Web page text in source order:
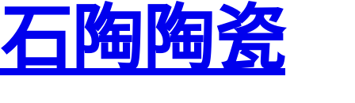
石陶陶瓷